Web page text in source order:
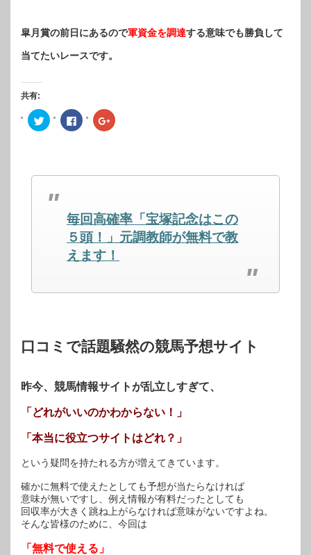
皐月賞の前日にあるので軍資金を調達する意味でも勝負して
当てたいレースです。
共有:
ク
リ
で
有
(新
ま
Facebook
で
は
し
て
く
だ
さ
い
ウ
開
き
ク
リ
で
い
ウ
ィ
ン
ド
ウ
ま
毎回高確率「宝塚記念はこの
５頭！」元調教師が無料で教
えます！
口コミで話題騒然の競馬予想サイト
昨今、競馬情報サイトが乱立しすぎて、
「どれがいいのかわからない！」
「本当に役立つサイトはどれ？」
という疑問を持たれる方が増えてきています。
確かに無料で使えたとしても予想が当たらなければ
意味が無いですし、例え情報が有料だったとしても
回収率が大きく跳ね上がらなければ意味がないですよね。
そんな皆様のために、今回は
「無料で使える」